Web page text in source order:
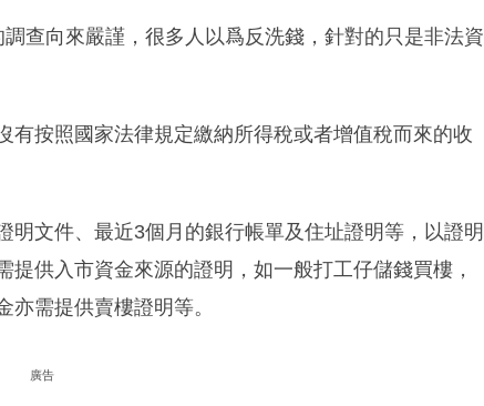
查向來嚴謹，很多人以爲反洗錢，針對的只是非法資
有按照國家法律規定繳納所得稅或者增值稅而來的收
文件、最近3個月的銀行帳單及住址證明等，以證明
供入市資金來源的證明，如一般打工仔儲錢買樓，
需提供賣樓證明等。
廣告